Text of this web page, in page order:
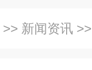
>> 新闻资讯